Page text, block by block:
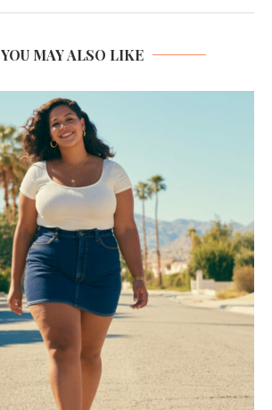
YOU MAY ALSO LIKE